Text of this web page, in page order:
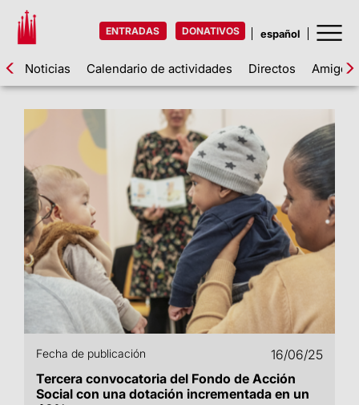
ENTRADAS DONATIVOS
Noticias Calendario de actividades Directos Amigos
Fecha de publicación
16/06/25
Tercera convocatoria del Fondo de Acción
Social con una dotación incrementada en un